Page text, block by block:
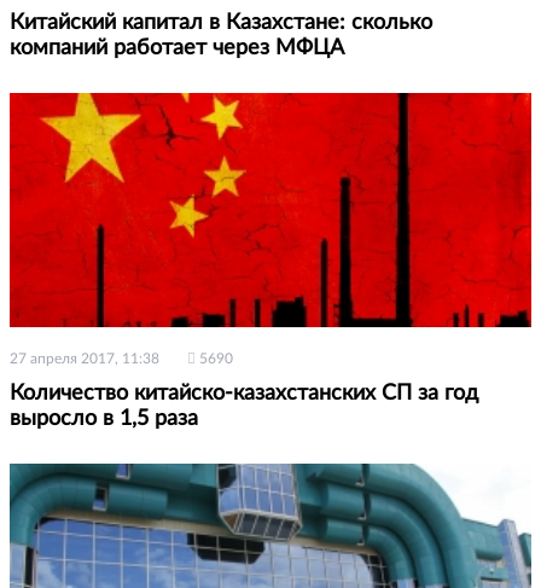
Китайский капитал в Казахстане: сколько
компаний работает через МФЦА
27 апреля 2017, 11:38 5690
Количество китайско-казахстанских СП за год
выросло в 1,5 раза